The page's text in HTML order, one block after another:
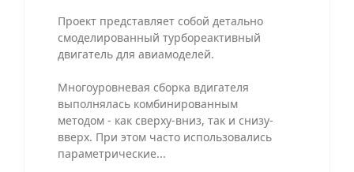
Проект представляет собой детально
смоделированный турбореактивный
двигатель для авиамоделей.
Многоуровневая сборка вдигателя
выполнялась комбинированным
методом - как сверху-вниз, так и снизу-
вверх. При этом часто использовались
параметрические...